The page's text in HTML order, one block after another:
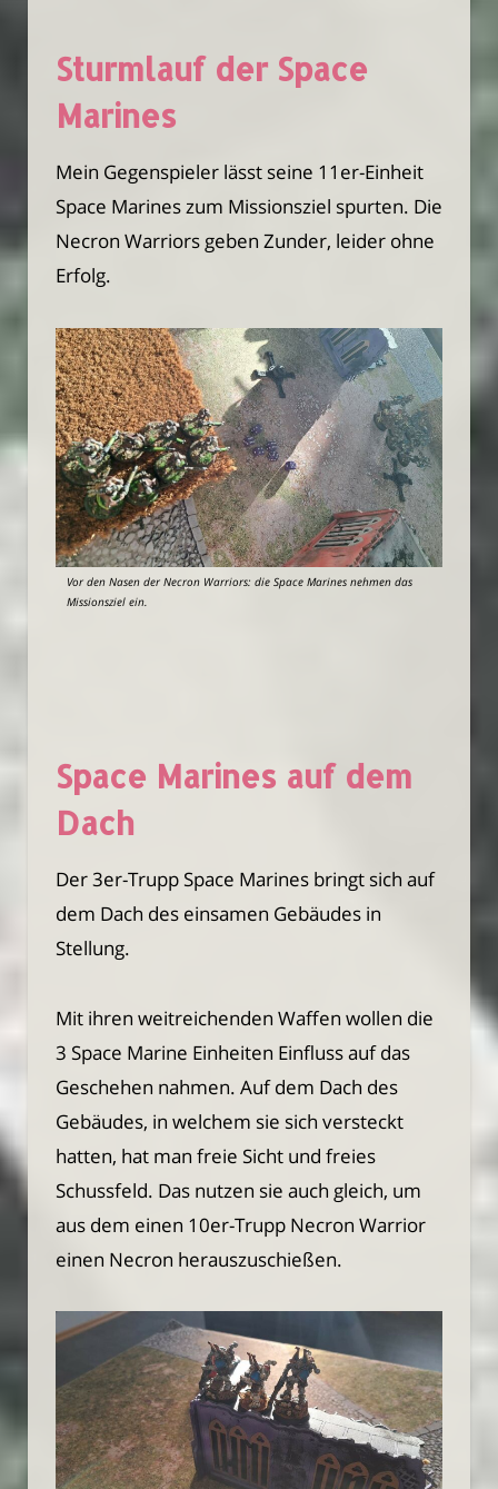
Sturmlauf der Space
Marines
Mein Gegenspieler lässt seine 11er-Einheit
Space Marines zum Missionsziel spurten. Die
Necron Warriors geben Zunder, leider ohne
Erfolg.
Vor den Nasen der Necron Warriors: die Space Marines nehmen das
Missionsziel ein.
Space Marines auf dem
Dach
Der 3er-Trupp Space Marines bringt sich auf
dem Dach des einsamen Gebäudes in
Stellung.
Mit ihren weitreichenden Waffen wollen die
3 Space Marine Einheiten Einfluss auf das
Geschehen nahmen. Auf dem Dach des
Gebäudes, in welchem sie sich versteckt
hatten, hat man freie Sicht und freies
Schussfeld. Das nutzen sie auch gleich, um
aus dem einen 10er-Trupp Necron Warrior
einen Necron herauszuschießen.